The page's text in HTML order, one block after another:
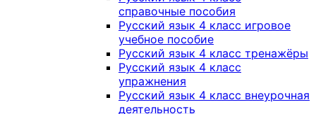
справочные пособия
Русский язык 4 класс игровое
учебное пособие
Русский язык 4 класс тренажёры
Русский язык 4 класс
упражнения
Русский язык 4 класс внеурочная
деятельность